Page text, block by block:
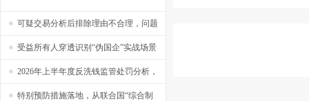
可疑交易分析后排除理由不合理，问题
在哪里，怎么改？——【捷软反洗钱】
实操系列之四十六
受益所有人穿透识别“伪国企”实战场景
——【捷软反洗钱】实操系列之四十五
2026年上半年度反洗钱监管处罚分析，
新规生效，半年罚单超过4亿！
特别预防措施落地，从联合国“综合制